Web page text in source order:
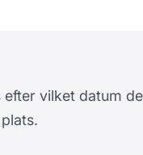
vilket datum